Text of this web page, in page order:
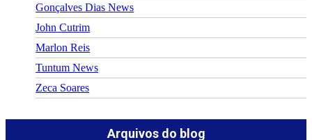
Gonçalves Dias News
John Cutrim
Marlon Reis
Tuntum News
Zeca Soares
Arquivos do blog